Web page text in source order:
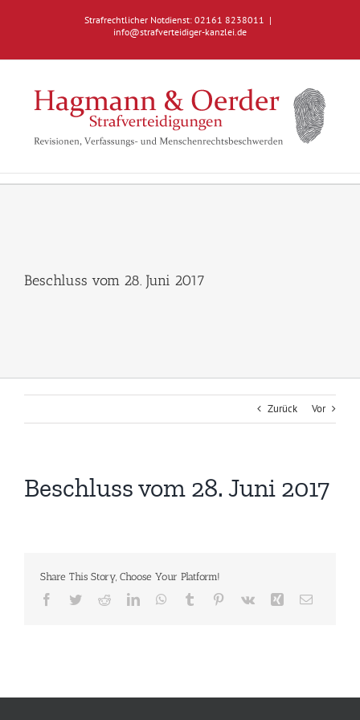
Strafrechtlicher Notdienst: 02161 8238011 |
info@strafverteidiger-kanzlei.de
Beschluss vom 28. Juni 2017
Zurück Vor
Beschluss vom 28. Juni 2017
Share This Story, Choose Your Platform!
Facebook
TwitterRedditLinkedInWhatsApp
Tumblr Pinterest
Vk Xing E-